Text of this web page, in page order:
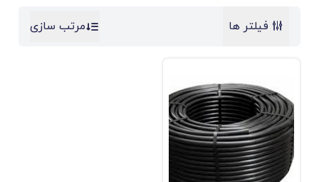
فیلتر ها مرتب سازی